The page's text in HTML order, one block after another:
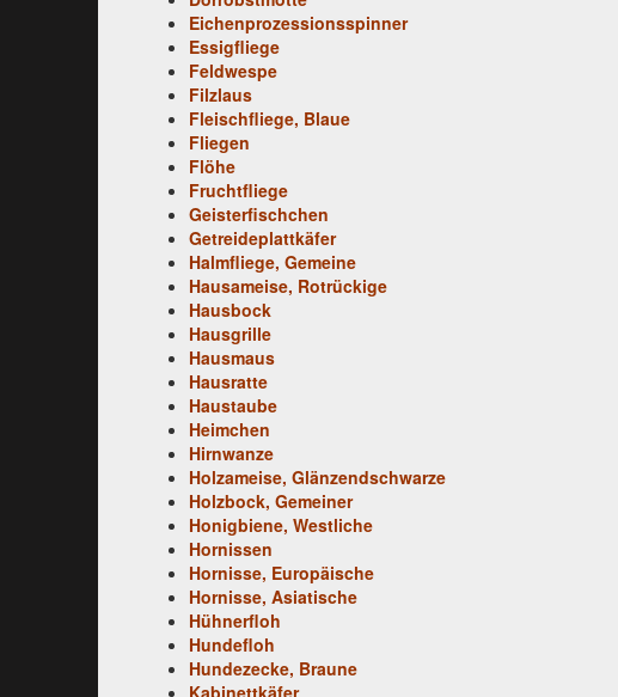
Eichenprozessionsspinner
Essigfliege
Feldwespe
Filzlaus
Fleischfliege, Blaue
Fliegen
Flöhe
Fruchtfliege
Geisterfischchen
Getreideplattkäfer
Halmfliege, Gemeine
Hausameise, Rotrückige
Hausbock
Hausgrille
Hausmaus
Hausratte
Haustaube
Heimchen
Hirnwanze
Holzameise, Glänzendschwarze
Holzbock, Gemeiner
Honigbiene, Westliche
Hornissen
Hornisse, Europäische
Hornisse, Asiatische
Hühnerfloh
Hundefloh
Hundezecke, Braune
Kabinettkäfer